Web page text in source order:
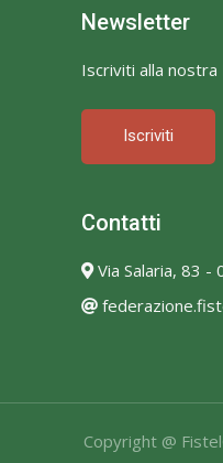
Newsletter
Iscriviti alla
Iscriviti
Contatti
Via Salaria, 83 -
Copyright @